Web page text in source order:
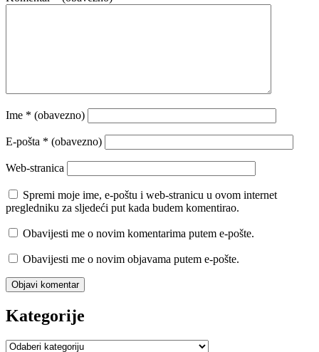
Ime * (obavezno)
E-pošta * (obavezno)
Web-stranica
Spremi moje ime, e-poštu i web-stranicu u ovom internet
pregledniku za sljedeći put kada budem komentirao.
Obavijesti me o novim komentarima putem e-pošte.
Obavijesti me o novim objavama putem e-pošte.
Kategorije
Kategorije